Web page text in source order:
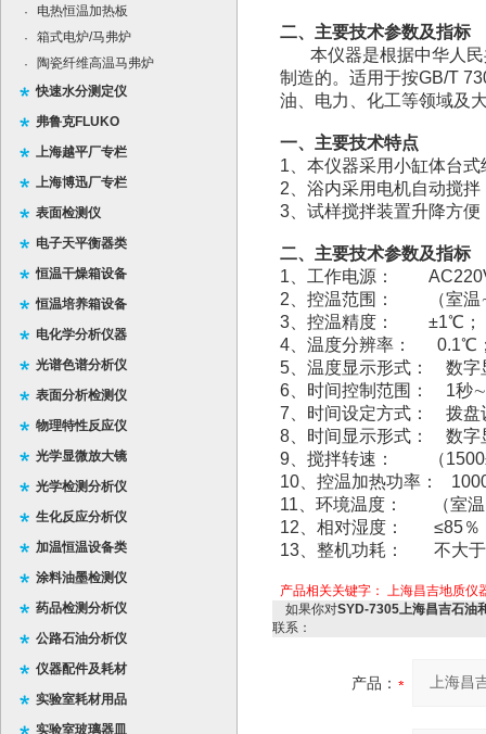
·
电热恒温加热板
·
箱式电炉/马弗炉
·
陶瓷纤维高温马弗炉
快速水分测定仪
弗鲁克FLUKO
上海越平厂专栏
上海博迅厂专栏
表面检测仪
电子天平衡器类
恒温干燥箱设备
恒温培养箱设备
电化学分析仪器
光谱色谱分析仪
表面分析检测仪
物理特性反应仪
光学显微放大镜
光学检测分析仪
生化反应分析仪
加温恒温设备类
涂料油墨检测仪
药品检测分析仪
公路石油分析仪
仪器配件及耗材
实验室耗材用品
实验室玻璃器皿
二、主要技术参数及指标
本仪器是根据中华人
制造的。适用于按GB/T
油、电力、化工等领域及
一、主要技术特点
1、本仪器采用小缸体台
2、浴内采用电机自动搅
3、试样搅拌装置升降方
二、主要技术参数及指标
1、工作电源：
2、控温范围： （室温
3、控温精度： ±1℃；
4、温度分辨率： 0.1℃
5、温度显示形式： 数字
6、时间控制范围： 1秒
7、时间设定方式： 拨盘
8、时间显示形式： 数字
9、搅拌转速： （
10、控温加热功率：
11、环境温度： （室
12、相对湿度： ≤85％
13、整机功耗： 不大于
产品相关关键字： 上海昌吉地质仪
如果你对SYD-7305上海昌吉石油
联系：
产品：